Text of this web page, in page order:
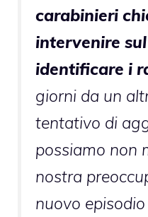
carabinieri
intervenire
identificare i
giorni da un
tentativo di
possiamo non
nostra
nuovo